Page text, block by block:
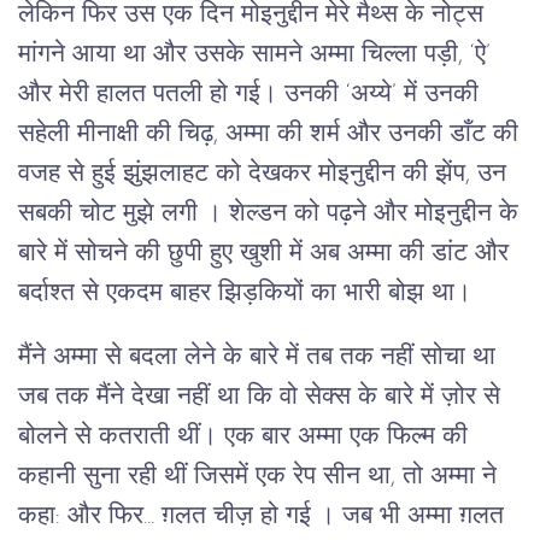
लेकिन फिर उस एक दिन मोइनुद्दीन मेरे मैथ्स के नोट्स
मांगने आया था और उसके सामने अम्मा चिल्ला पड़ी, ‘ऐ’
और मेरी हालत पतली हो गई। उनकी ‘अय्ये’ में उनकी
सहेली मीनाक्षी की चिढ़, अम्मा की शर्म और उनकी डाँट की
वजह से हुई झुंझलाहट को देखकर मोइनुद्दीन की झेंप, उन
सबकी चोट मुझे लगी । शेल्डन को पढ़ने और मोइनुद्दीन के
बारे में सोचने की छुपी हुए खुशी में अब अम्मा की डांट और
बर्दाश्त से एकदम बाहर झिड़कियों का भारी बोझ था।
मैंने अम्मा से बदला लेने के बारे में तब तक नहीं सोचा था
जब तक मैंने देखा नहीं था कि वो सेक्स के बारे में ज़ोर से
बोलने से कतराती थीं। एक बार अम्मा एक फिल्म की
कहानी सुना रही थीं जिसमें एक रेप सीन था, तो अम्मा ने
कहा: और फिर... ग़लत चीज़ हो गई । जब भी अम्मा ग़लत